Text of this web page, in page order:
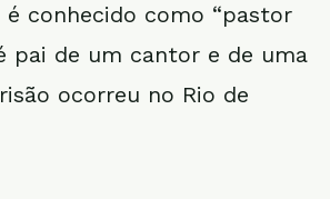
é conhecido como “pastor
pai de um cantor e de uma
ocorreu no Rio de